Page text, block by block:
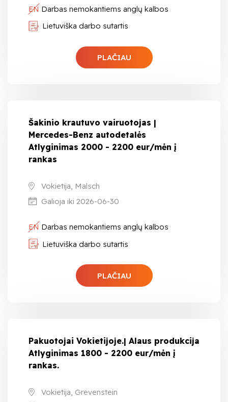
EN Darbas nemokantiems anglų kalbos
Lietuviška darbo sutartis
PLAČIAU
Šakinio krautuvo vairuotojas |
Mercedes-Benz autodetalės
Atlyginimas 2000 - 2200 eur/mėn į
rankas
Vokietija, Malsch
Galioja iki 2026-06-30
EN Darbas nemokantiems anglų kalbos
Lietuviška darbo sutartis
PLAČIAU
Pakuotojai Vokietijoje.| Alaus produkcija
Atlyginimas 1800 - 2200 eur/mėn į
rankas.
Vokietija, Grevenstein